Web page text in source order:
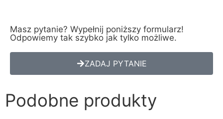
Masz pytanie? Wypełnij poniższy formularz!
Odpowiemy tak szybko jak tylko możliwe.
ZADAJ PYTANIE
Podobne produkty